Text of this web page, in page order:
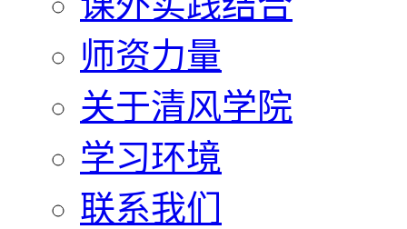
师资力量
关于清风学院
学习环境
联系我们